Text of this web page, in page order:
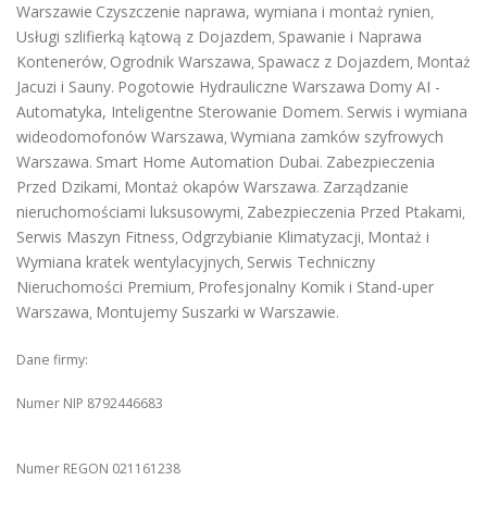
Warszawie Czyszczenie naprawa, wymiana i montaż rynien,
Usługi szlifierką kątową z Dojazdem, Spawanie i Naprawa
Kontenerów, Ogrodnik Warszawa, Spawacz z Dojazdem, Montaż
Jacuzi i Sauny. Pogotowie Hydrauliczne Warszawa Domy AI -
Automatyka, Inteligentne Sterowanie Domem. Serwis i wymiana
wideodomofonów Warszawa, Wymiana zamków szyfrowych
Warszawa. Smart Home Automation Dubai. Zabezpieczenia
Przed Dzikami, Montaż okapów Warszawa. Zarządzanie
nieruchomościami luksusowymi, Zabezpieczenia Przed Ptakami,
Serwis Maszyn Fitness, Odgrzybianie Klimatyzacji, Montaż i
Wymiana kratek wentylacyjnych, Serwis Techniczny
Nieruchomości Premium, Profesjonalny Komik i Stand-uper
Warszawa, Montujemy Suszarki w Warszawie.
Dane firmy:
Numer NIP 8792446683
Numer REGON 021161238